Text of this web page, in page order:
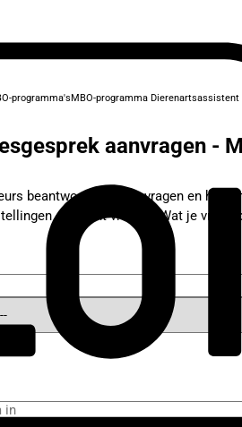
programma'sMBO-programma
aanvragen -
beantwoorden al je vragen en
aan kunt vragen? Wat je